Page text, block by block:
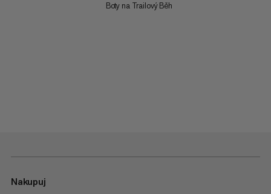
Boty na Trailový Běh
Nakupuj